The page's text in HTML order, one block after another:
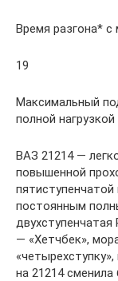
Время разгона* с
19
Максимальный
полной
ВАЗ 21214 —
повышенной
постоянным
— «Хетчбек»,
на 21214